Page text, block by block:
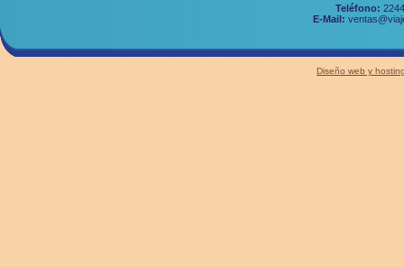
Teléfono:
E-Mail:
Diseño web y